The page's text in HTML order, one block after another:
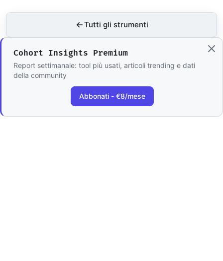
Tutti gli strumenti
Cohort Insights Premium
Report settimanale: tool più usati, articoli trending e dati
della community
Abbonati - €8/mese